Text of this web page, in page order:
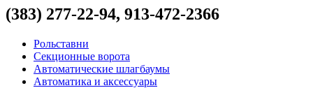
(383) 277-22-94, 913-472-2366
Рольставни
Секционные ворота
Автоматические шлагбаумы
Автоматика и аксессуары